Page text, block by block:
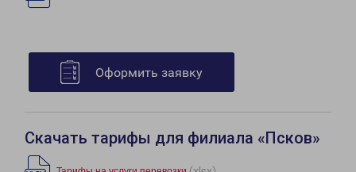
Оформить заявку
Скачать тарифы для филиала «Псков»